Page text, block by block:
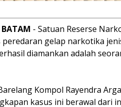
- Satuan Reserse
gelap narkotika
diamankan adalah
Kompol Rayendra Arga
kasus ini berawal dari